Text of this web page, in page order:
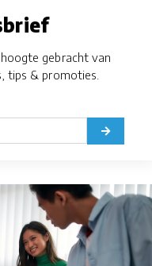
gebracht van
tips & promoties.